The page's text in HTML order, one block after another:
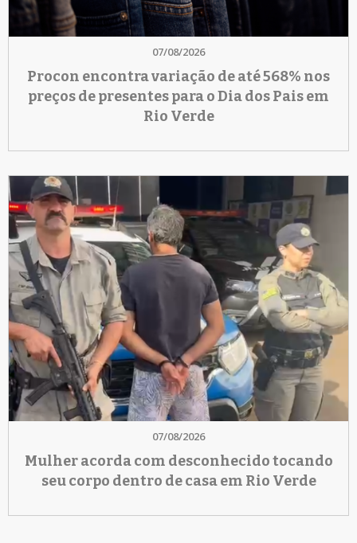
07/08/2026
Procon encontra variação de até 568% nos
preços de presentes para o Dia dos Pais em
Rio Verde
07/08/2026
Mulher acorda com desconhecido tocando
seu corpo dentro de casa em Rio Verde